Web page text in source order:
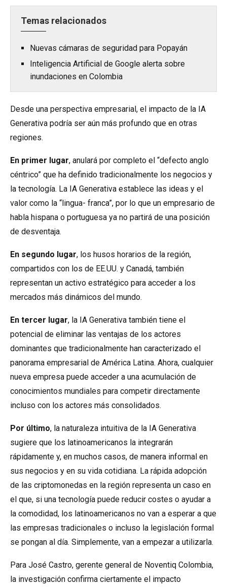
Temas relacionados
Nuevas cámaras de seguridad para Popayán
Inteligencia Artificial de Google alerta sobre
inundaciones en Colombia
Desde una perspectiva empresarial, el impacto de la IA
Generativa podría ser aún más profundo que en otras
regiones.
En primer lugar, anulará por completo el “defecto anglo
céntrico” que ha definido tradicionalmente los negocios y
la tecnología. La IA Generativa establece las ideas y el
valor como la “lingua- franca”, por lo que un empresario de
habla hispana o portuguesa ya no partirá de una posición
de desventaja.
En segundo lugar, los husos horarios de la región,
compartidos con los de EE.UU. y Canadá, también
representan un activo estratégico para acceder a los
mercados más dinámicos del mundo.
En tercer lugar, la IA Generativa también tiene el
potencial de eliminar las ventajas de los actores
dominantes que tradicionalmente han caracterizado el
panorama empresarial de América Latina. Ahora, cualquier
nueva empresa puede acceder a una acumulación de
conocimientos mundiales para competir directamente
incluso con los actores más consolidados.
Por último, la naturaleza intuitiva de la IA Generativa
sugiere que los latinoamericanos la integrarán
rápidamente y, en muchos casos, de manera informal en
sus negocios y en su vida cotidiana. La rápida adopción
de las criptomonedas en la región representa un caso en
el que, si una tecnología puede reducir costes o ayudar a
la comodidad, los latinoamericanos no van a esperar a que
las empresas tradicionales o incluso la legislación formal
se pongan al día. Simplemente, van a empezar a utilizarla.
Para José Castro, gerente general de Noventiq Colombia,
la investigación confirma ciertamente el impacto